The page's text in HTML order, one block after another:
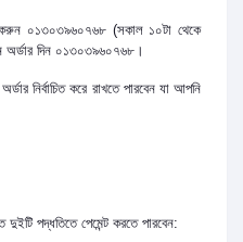
০১৩০৩৯৬০৭৬৮ (সকাল ১০টা থেকে
অর্ডার দিন ০১৩০৩৯৬০৭৬৮।
নির্বাচিত করে রাখতে পারবেন যা আপনি
দুইটি পদ্ধতিতে পেমেন্ট করতে পারবেন: